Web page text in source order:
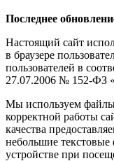
Последнее
Настоящий сайт
в браузере
пользователей в
27.07.2006 № 152-ФЗ
Мы используем файлы
корректной работы
качества
небольшие
устройстве при